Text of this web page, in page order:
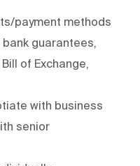
payment methods
guarantees,
of Exchange,
with business
senior